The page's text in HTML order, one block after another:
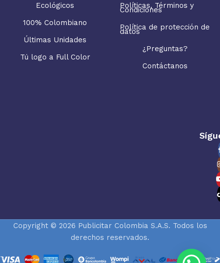
Ecológicos
100% Colombiano
Últimas Unidades
Tú logo a Full Color
Políticas, Términos y
Condiciones
Política de protección de
datos
¿Preguntas?
Contáctanos
Copyright © 2026 Publicitar Colombia S.A.S. Todos los
derechos reservados.